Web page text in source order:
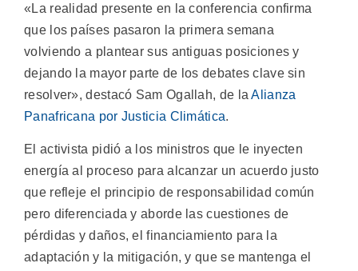
«La realidad presente en la conferencia confirma
que los países pasaron la primera semana
volviendo a plantear sus antiguas posiciones y
dejando la mayor parte de los debates clave sin
resolver», destacó Sam Ogallah, de la Alianza
Panafricana por Justicia Climática.
El activista pidió a los ministros que le inyecten
energía al proceso para alcanzar un acuerdo justo
que refleje el principio de responsabilidad común
pero diferenciada y aborde las cuestiones de
pérdidas y daños, el financiamiento para la
adaptación y la mitigación, y que se mantenga el